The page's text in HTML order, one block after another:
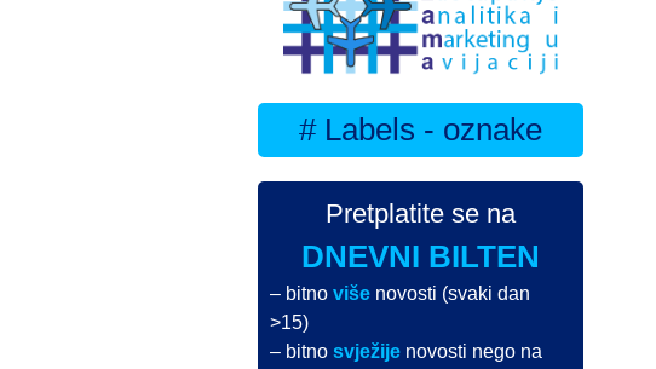
# Labels - oznake
Pretplatite se na
DNEVNI BILTEN
– bitnoviše novosti (svaki dan
>15)
– bitnosvježije novosti nego na